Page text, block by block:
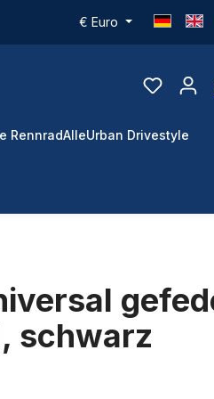
€ Euro
RennradAlleUrban Drivestyle
schwarz